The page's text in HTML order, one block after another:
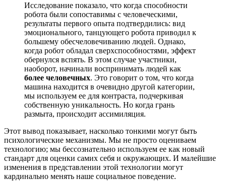
Исследование показало, что когда способности
робота были сопоставимы с человеческими,
результаты первого опыта подтвердились: вид
эмоционального, танцующего робота приводил к
большему обесчеловечиванию людей. Однако,
когда робот обладал сверхспособностями, эффект
обернулся вспять. В этом случае участники,
наоборот, начинали воспринимать людей как
более человечных. Это говорит о том, что когда
машина находится в очевидно другой категории,
мы используем ее для контраста, подчеркивая
собственную уникальность. Но когда грань
размыта, происходит ассимиляция.
Этот вывод показывает, насколько тонкими могут быть
психологические механизмы. Мы не просто оцениваем
технологию; мы бессознательно используем ее как новый
стандарт для оценки самих себя и окружающих. И малейшие
изменения в представлении этой технологии могут
кардинально менять наше социальное поведение.